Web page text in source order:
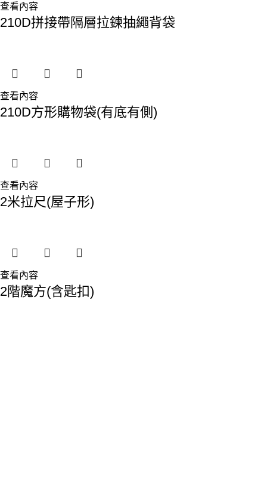
查看內容
210D拼接帶隔層拉鍊抽繩背袋
查看內容
210D方形購物袋(有底有側)
查看內容
2米拉尺(屋子形)
查看內容
2階魔方(含匙扣)